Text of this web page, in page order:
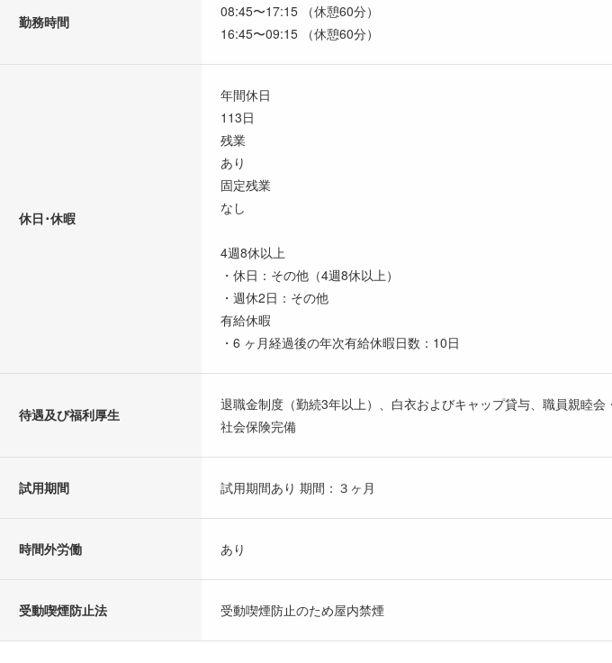
勤務時間
08:45〜17:15 （休憩60分）
16:45〜09:15 （休憩60分）
休日･休暇
年間休日
113日
残業
あり
固定残業
なし
4週8休以上
・休日：その他（4週8休以上）
・週休2日：その他
有給休暇
・6 ヶ月経過後の年次有給休暇日数：10日
待遇及び福利厚生
退職金制度（勤続3年以上）、白衣およびキャップ貸与、職員親睦会
社会保険完備
試用期間 試用期間あり 期間：３ヶ月
時間外労働 あり
受動喫煙防止法 受動喫煙防止のため屋内禁煙